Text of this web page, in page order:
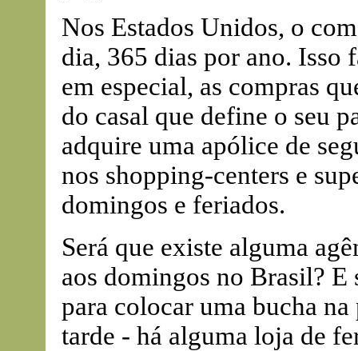
Nos Estados Unidos, o
dia, 365 dias por ano. Isso
em especial, as compras
do casal que define o seu
adquire uma apólice de
nos shopping-centers e
domingos e feriados.
Será que existe alguma
aos domingos no Brasil? E
para colocar uma bucha na
tarde - há alguma loja de